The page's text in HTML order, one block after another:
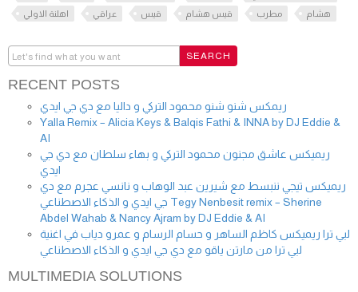
اهلنة الاولي
عراقي قيس قيس هشام مطرب هشام
RECENT POSTS
ريمكس شنو شنو محمود التركي و داليا مع دي جي ايدي
Yalla Remix – Alicia Keys & Balqis Fathi & INNA by DJ Eddie &
AI
ريميكس عاشق مجنون محمود التركي و بهاء سلطان مع دي جي
ايدي
ريميكس تيجي ننبسط مع شيرين عبد الوهاب و نانسي عجرم مع دي
جي ايدي و الذكاء الاصطناعي Tegy Nenbesit remix – Sherine
Abdel Wahab & Nancy Ajram by DJ Eddie & AI
لبي ترا ريميكس كاظم الساهر و حسام الرسام و عمرو دياب في اغنية
لبي ترا من مارتن ياقو مع دي جي ايدي و الذكاء الاصطناعي
MULTIMEDIA SOLUTIONS